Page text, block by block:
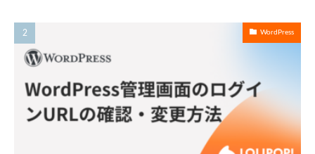
WordPress